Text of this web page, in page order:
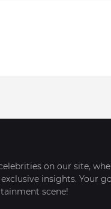
on our site,
insights. Your
scene!